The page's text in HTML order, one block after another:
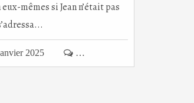
mêmes si Jean n’était pas
2025  …